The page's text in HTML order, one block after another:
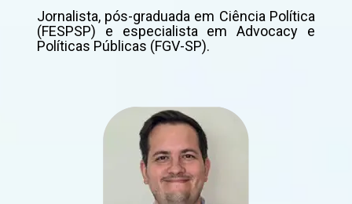
Jornalista, pós-graduada em Ciência Política
(FESPSP) e especialista em Advocacy e
Políticas Públicas (FGV-SP).